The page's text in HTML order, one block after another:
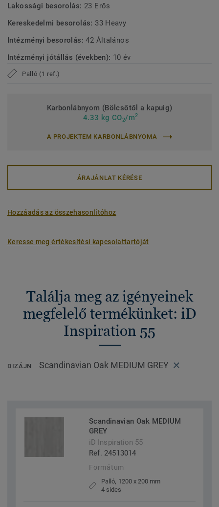
Lakossági besorolás: 23 Erős
Kereskedelmi besorolás: 33 Heavy
Intézményi besorolás:42 Általános
Intézményi jótállás (években): 10 év
Palló (1 ref.)
Karbonlábnyom (Bölcsőtől a kapuig)
4.33 kg CO2/m2
A PROJEKTEM KARBONLÁBNYOMA
ÁRAJÁNLAT KÉRÉSE
Hozzáadás az összehasonlítóhoz
Keresse meg értékesítési kapcsolattartóját
Találja meg az igényeinek
megfelelő termékünket: iD
Inspiration 55
DIZÁJN Scandinavian Oak MEDIUM GREY
Scandinavian Oak MEDIUM
GREY
iD Inspiration 55
Ref. 24513014
Formátum
Palló, 1200 x 200 mm
4 sides